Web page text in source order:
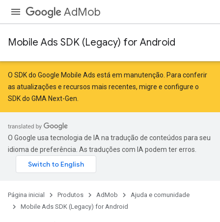
AdMob
Mobile Ads SDK (Legacy) for Android
O SDK do Google Mobile Ads está em manutenção. Para conferir
as atualizações e recursos mais recentes, migre e configure o
SDK do GMA Next-Gen
O Google usa tecnologia de IA na tradução de conteúdos para seu
idioma de preferência. As traduções com IA podem ter erros.
Página inicial Produtos AdMob
Ajuda e comunidade
Mobile Ads SDK (Legacy) for Android